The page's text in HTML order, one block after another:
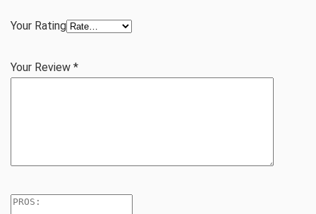
Your Rating
Your Review *